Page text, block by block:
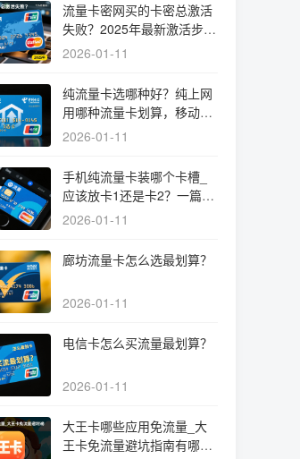
流量卡密网买的卡密总激活
失败？2025年最新激活步骤
与避坑指南
2026-01-11
纯流量卡选哪种好？纯上网
用哪种流量卡划算，移动电
信纯流量卡哪个好实测揭秘
2026-01-11
手机纯流量卡装哪个卡槽_
应该放卡1还是卡2？一篇文
章讲清选择和设置
2026-01-11
廊坊流量卡怎么选最划算？
2026-01-11
电信卡怎么买流量最划算？
2026-01-11
大王卡哪些应用免流量_大
王卡免流量避坑指南有哪些